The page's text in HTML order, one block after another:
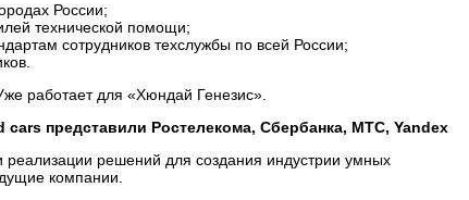
России;
технической помощи;
сотрудников техслужбы по всей России;
работает для «Хюндай Генезис».
представили Ростелекома, Сбербанка, МТС, Yandex
реализации решений для создания индустрии умных
компании.